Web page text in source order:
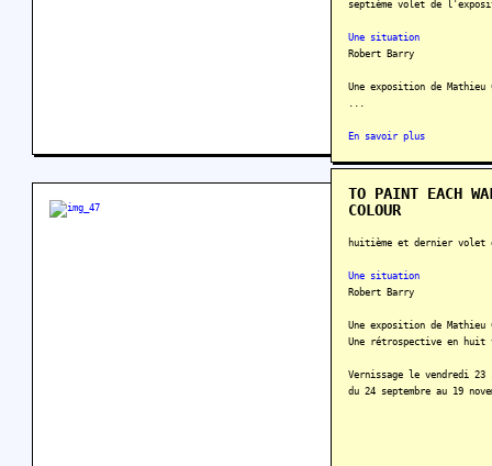
septième volet de
Une situation
Robert Barry
Une exposition de
En savoir plus
TO PAINT EACH
COLOUR
huitième et dernier
Une situation
Robert Barry
Une exposition de
Une rétrospective en huit
Vernissage le vendredi 23
du 24 septembre au 19